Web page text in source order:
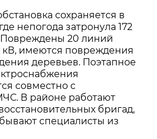
сохраняется в
непогода затронула 172
Повреждены 20 линий
кВ, имеются повреждения
деревьев. Поэтапное
совместно с
В районе работают
бригад,
специалисты из